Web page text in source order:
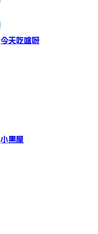
今天吃啥呀
小黑屋